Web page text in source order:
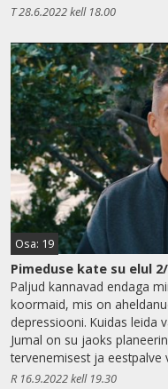
T 28.6.2022 kell 18.00
Osa: 19
Pimeduse kate su elul
Paljud kannavad endaga
koormaid, mis on
depressiooni. Kuidas leida
Jumal on su jaoks
tervenemisest ja eestpalve
R 16.9.2022 kell 19.30